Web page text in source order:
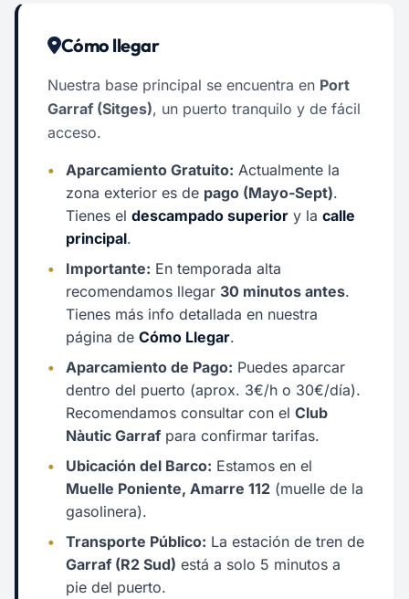
Cómo llegar
Nuestra base principal se encuentra en Port
Garraf (Sitges), un puerto tranquilo y de fácil
acceso.
• Aparcamiento Gratuito: Actualmente la
zona exterior es de pago (Mayo-Sept).
Tienes el descampado superior y la calle
principal.
•
Importante: En temporada alta
recomendamos llegar 30 minutos antes.
Tienes más info detallada en nuestra
página de Cómo Llegar.
•
Aparcamiento de Pago: Puedes aparcar
dentro del puerto (aprox. 3€/h o 30€/día).
Recomendamos consultar con el Club
Nàutic Garraf para confirmar tarifas.
•
Ubicación del Barco: Estamos en el
Muelle Poniente, Amarre 112 (muelle de la
gasolinera).
•
Transporte Público: La estación de tren de
Garraf (R2 Sud) está a solo 5 minutos a
pie del puerto.